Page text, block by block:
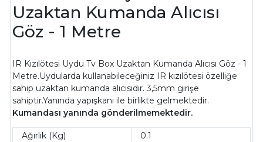
Uzaktan Kumanda Alıcısı
Göz - 1 Metre
IR Kızılötesi Uydu Tv Box Uzaktan Kumanda Alıcısı Göz - 1
Metre.Uydularda kullanabileceğiniz IR kızılötesi özelliğe
sahip uzaktan kumanda alıcısıdır. 3,5mm girişe
sahiptir.Yanında yapışkanı ile birlikte gelmektedir.
Kumandası yanında gönderilmemektedir.
Ağırlık (Kg) 0.1